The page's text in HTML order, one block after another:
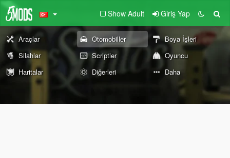
Show Adult Giriş Yap
Araçlar Otomobiller
Boya İşleri
Silahlar
Scriptler
Oyuncu
Haritalar
Diğerleri Daha